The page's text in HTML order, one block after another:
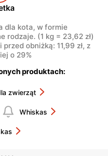
dla kota, w formie
rodzaje. (1 kg = 23,62 zł)
obniżką: 11,99 zł, z
o 29%
produktach:
zwierząt
Whiskas